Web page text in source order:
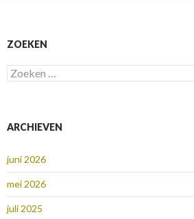
ZOEKEN
Zoeken
naar:
ARCHIEVEN
juni 2026
mei 2026
juli 2025